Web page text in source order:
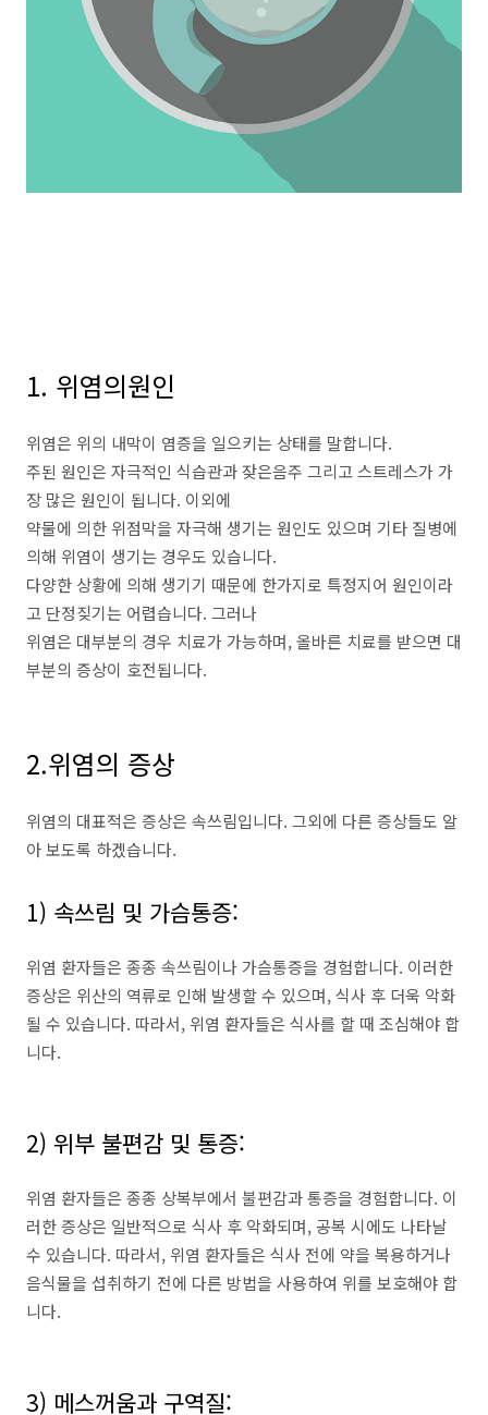
1. 위염의원인
위염은 위의 내막이 염증을 일으키는 상태를 말합니다.
주된 원인은 자극적인 식습관과 잦은음주 그리고 스트레스가 가
장 많은 원인이 됩니다. 이외에
약물에 의한 위점막을 자극해 생기는 원인도 있으며 기타 질병에
의해 위염이 생기는 경우도 있습니다.
다양한 상황에 의해 생기기 때문에 한가지로 특정지어 원인이라
고 단정짖기는 어렵습니다. 그러나
위염은 대부분의 경우 치료가 가능하며, 올바른 치료를 받으면 대
부분의 증상이 호전됩니다.
2.위염의 증상
위염의 대표적은 증상은 속쓰림입니다. 그외에 다른 증상들도 알
아 보도록 하겠습니다.
1) 속쓰림 및 가슴통증:
위염 환자들은 종종 속쓰림이나 가슴통증을 경험합니다. 이러한
증상은 위산의 역류로 인해 발생할 수 있으며, 식사 후 더욱 악화
될 수 있습니다. 따라서, 위염 환자들은 식사를 할 때 조심해야 합
니다.
2) 위부 불편감 및 통증:
위염 환자들은 종종 상복부에서 불편감과 통증을 경험합니다. 이
러한 증상은 일반적으로 식사 후 악화되며, 공복 시에도 나타날
수 있습니다. 따라서, 위염 환자들은 식사 전에 약을 복용하거나
음식물을 섭취하기 전에 다른 방법을 사용하여 위를 보호해야 합
니다.
3) 메스꺼움과 구역질: